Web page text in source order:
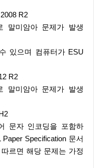
R2
말미암아 문제가 발생
있으며 컴퓨터가 ESU
R2
말미암아 문제가 발생
문자 인코딩을 포함하
Specification 문서
르면 해당 문제는 가정